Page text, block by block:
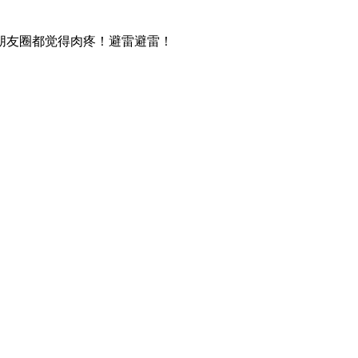
圈都觉得肉疼！避雷避雷！